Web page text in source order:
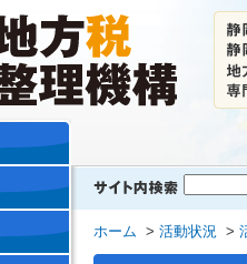
ホーム > 活動状況 >